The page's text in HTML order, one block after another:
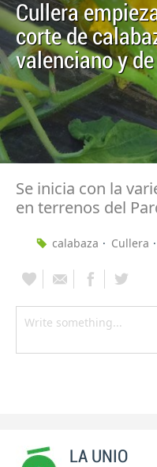
Cullera
corte de
valenciano y
Se inicia con la
en terrenos del
calabaza Cullera
LA UNIO